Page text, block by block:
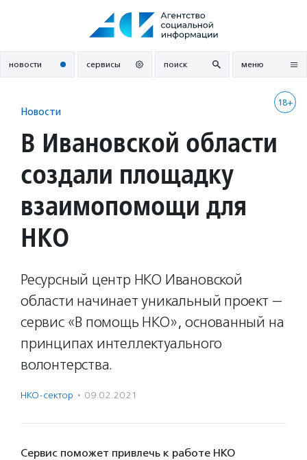
новости сервисы поиск меню
18+
Новости
В Ивановской области
создали площадку
взаимопомощи для
НКО
Ресурсный центр НКО Ивановской
области начинает уникальный проект —
сервис «В помощь НКО», основанный на
принципах интеллектуального
волонтерства.
НКО-сектор · 09.02.2021
Сервис поможет привлечь к работе НКО